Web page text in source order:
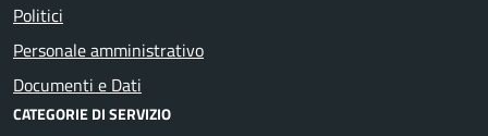
Politici
Personale amministrativo
Documenti e Dati
CATEGORIE DI SERVIZIO